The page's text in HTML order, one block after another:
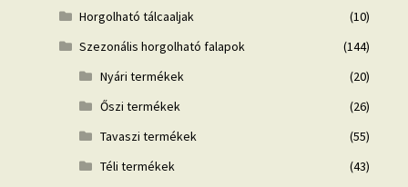
Horgolható tálcaaljak
(10)
Szezonális horgolható falapok
(144)
Nyári termékek
(20)
Őszi termékek
(26)
Tavaszi termékek
(55)
Téli termékek
(43)